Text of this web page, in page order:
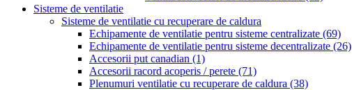
Sisteme de ventilatie
Sisteme de ventilatie cu recuperare de caldura
Echipamente de ventilatie pentru sisteme centralizate (69)
Echipamente de ventilatie pentru sisteme decentralizate (26)
Accesorii put canadian (1)
Accesorii racord acoperis / perete (71)
Plenumuri ventilatie cu recuperare de caldura (38)